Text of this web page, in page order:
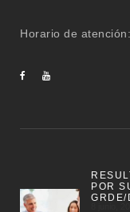
Horario de
POR
GRDE/